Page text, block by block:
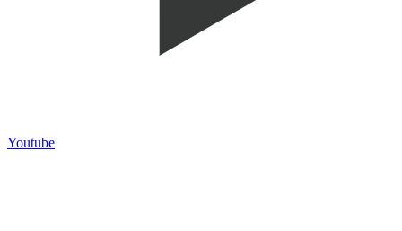
Youtube